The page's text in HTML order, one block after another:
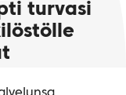
turvasi